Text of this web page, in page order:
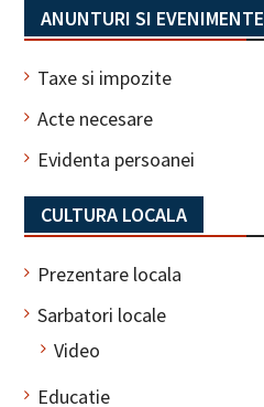
ANUNTURI SI EVENIMENTE
Taxe si impozite
Acte necesare
Evidenta persoanei
CULTURA LOCALA
Prezentare locala
Sarbatori locale
Video
Educatie